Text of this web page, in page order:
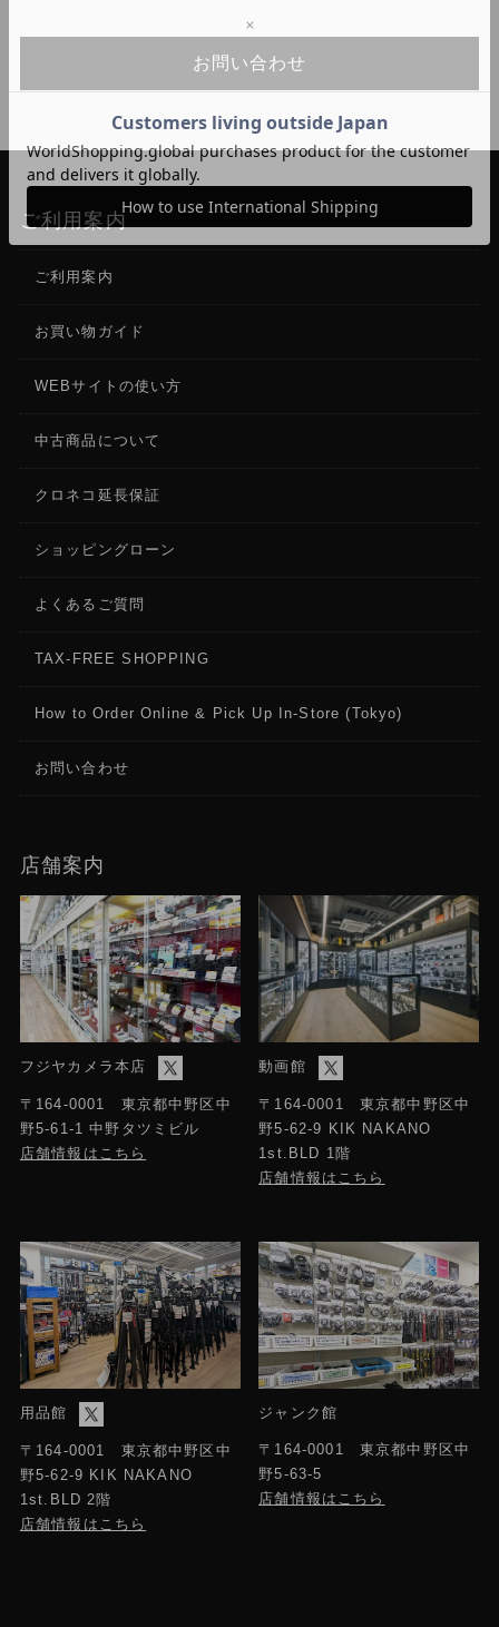
お問い合わせ
ご利用案内
ご利用案内
お買い物ガイド
WEBサイトの使い方
中古商品について
クロネコ延長保証
ショッピングローン
よくあるご質問
TAX-FREE SHOPPING
How to Order Online & Pick Up In-Store (Tokyo)
お問い合わせ
店舗案内
フジヤカメラ本店
〒164-0001 東京都中野区中
野5-61-1 中野タツミビル
店舗情報はこちら
動画館
〒164-0001 東京都中野区中
野5-62-9 KIK NAKANO
1st.BLD 1階
店舗情報はこちら
用品館
〒164-0001 東京都中野区中
野5-62-9 KIK NAKANO
1st.BLD 2階
店舗情報はこちら
ジャンク館
〒164-0001 東京都中野区中
野5-63-5
店舗情報はこちら